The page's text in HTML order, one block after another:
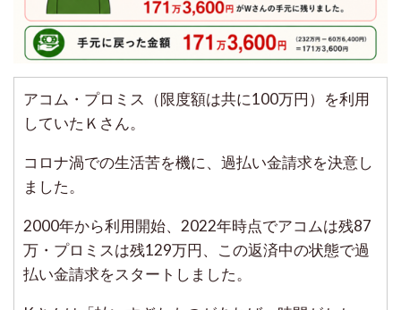
アコム・プロミス（限度額は共に100万円）を利用
していたＫさん。
コロナ渦での生活苦を機に、過払い金請求を決意し
ました。
2000年から利用開始、2022年時点でアコムは残87
万・プロミスは残129万円、この返済中の状態で過
払い金請求をスタートしました。